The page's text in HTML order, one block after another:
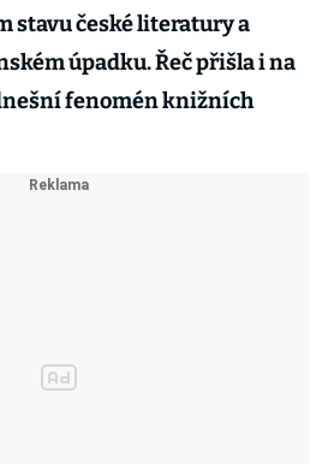
stavu české literatury a
úpadku. Řeč přišla i na
fenomén knižních